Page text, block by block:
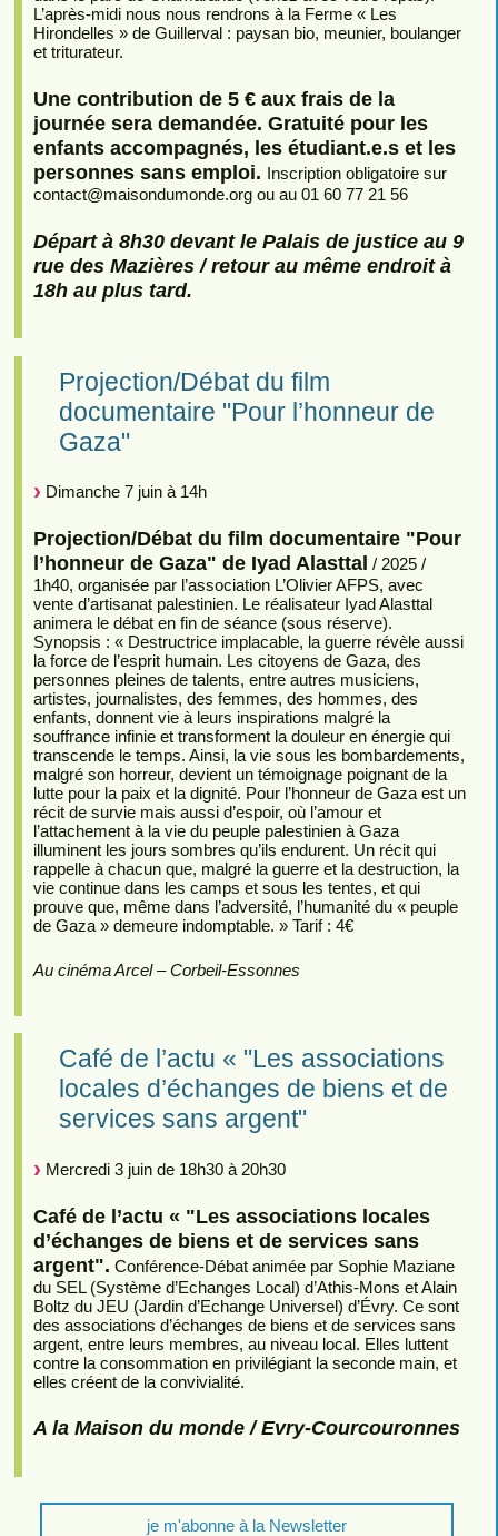
L’après-midi nous nous rendrons à la Ferme « Les
Hirondelles » de Guillerval : paysan bio, meunier, boulanger
et triturateur.
Une contribution de 5 € aux frais de la
journée sera demandée. Gratuité pour les
enfants accompagnés, les étudiant.e.s et les
personnes sans emploi. Inscription obligatoire sur
contact@maisondumonde.org ou au 01 60 77 21 56
Départ à 8h30 devant le Palais de justice au 9
rue des Mazières / retour au même endroit à
18h au plus tard.
Projection/Débat du film
documentaire "Pour l’honneur de
Gaza"
Dimanche 7 juin à 14h
Projection/Débat du film documentaire "Pour
l’honneur de Gaza" de Iyad Alasttal / 2025 /
1h40, organisée par l’association L’Olivier AFPS, avec
vente d’artisanat palestinien. Le réalisateur Iyad Alasttal
animera le débat en fin de séance (sous réserve).
Synopsis : « Destructrice implacable, la guerre révèle aussi
la force de l’esprit humain. Les citoyens de Gaza, des
personnes pleines de talents, entre autres musiciens,
artistes, journalistes, des femmes, des hommes, des
enfants, donnent vie à leurs inspirations malgré la
souffrance infinie et transforment la douleur en énergie qui
transcende le temps. Ainsi, la vie sous les bombardements,
malgré son horreur, devient un témoignage poignant de la
lutte pour la paix et la dignité. Pour l’honneur de Gaza est un
récit de survie mais aussi d’espoir, où l’amour et
l’attachement à la vie du peuple palestinien à Gaza
illuminent les jours sombres qu’ils endurent. Un récit qui
rappelle à chacun que, malgré la guerre et la destruction, la
vie continue dans les camps et sous les tentes, et qui
prouve que, même dans l’adversité, l’humanité du « peuple
de Gaza » demeure indomptable. » Tarif : 4€
Au cinéma Arcel – Corbeil-Essonnes
Café de l’actu « "Les associations
locales d’échanges de biens et de
services sans argent"
Mercredi 3 juin de 18h30 à 20h30
Café de l’actu « "Les associations locales
d’échanges de biens et de services sans
argent". Conférence-Débat animée par Sophie Maziane
du SEL (Système d’Echanges Local) d’Athis-Mons et Alain
Boltz du JEU (Jardin d’Echange Universel) d’Évry. Ce sont
des associations d’échanges de biens et de services sans
argent, entre leurs membres, au niveau local. Elles luttent
contre la consommation en privilégiant la seconde main, et
elles créent de la convivialité.
A la Maison du monde / Evry-Courcouronnes
je m'abonne à la Newsletter